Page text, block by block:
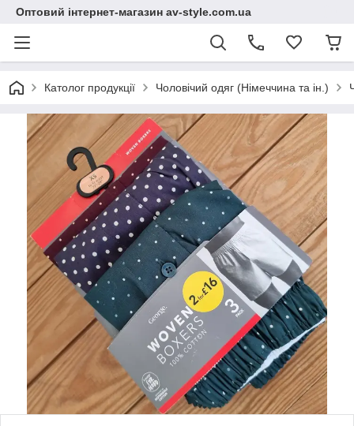
Оптовий інтернет-магазин av-style.com.ua
Католог продукції Чоловічий одяг (Німеччина та ін.)